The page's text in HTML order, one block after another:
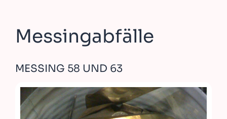
Messingabfälle
MESSING 58 UND 63